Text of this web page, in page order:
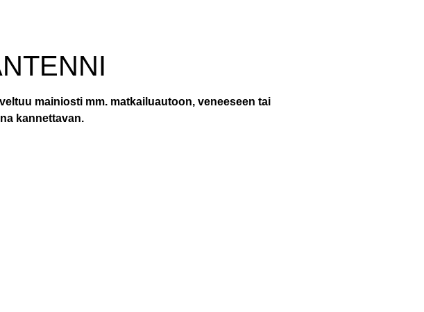
mainiosti mm. matkailuautoon, veneeseen tai
kannettavan.